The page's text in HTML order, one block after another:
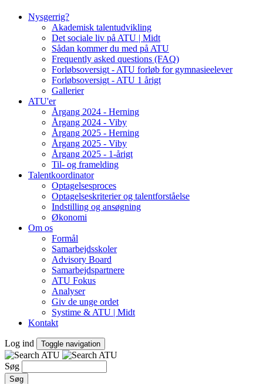
Nysgerrig?
Akademisk talentudvikling
Det sociale liv på ATU | Midt
Sådan kommer du med på ATU
Frequently asked questions (FAQ)
Forløbsoversigt - ATU forløb for gymnasieelever
Forløbsoversigt - ATU 1 årigt
Gallerier
ATU'er
Årgang 2024 - Herning
Årgang 2024 - Viby
Årgang 2025 - Herning
Årgang 2025 - Viby
Årgang 2025 - 1-årigt
Til- og framelding
Talentkoordinator
Optagelsesproces
Optagelseskriterier og talentforståelse
Indstilling og ansøgning
Økonomi
Om os
Formål
Samarbejdsskoler
Advisory Board
Samarbejdspartnere
ATU Fokus
Analyser
Giv de unge ordet
Systime & ATU | Midt
Kontakt
Log ind Toggle navigation
Søg